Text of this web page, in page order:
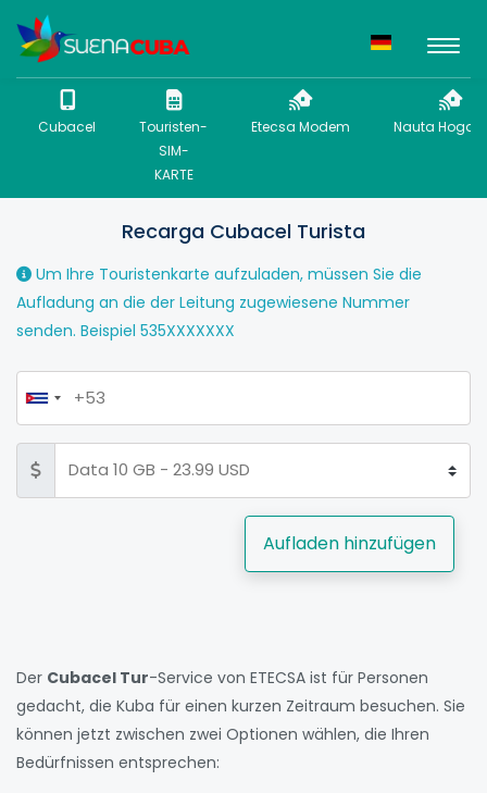
Cubacel
Touristen-
SIM-
KARTE
Etecsa Modem Nauta Hogar
Recarga Cubacel Turista
Um Ihre Touristenkarte aufzuladen, müssen Sie die
Aufladung an die der Leitung zugewiesene Nummer
senden. Beispiel 535XXXXXXX
Aufladen hinzufügen
Der Cubacel Tur-Service von ETECSA ist für Personen
gedacht, die Kuba für einen kurzen Zeitraum besuchen. Sie
können jetzt zwischen zwei Optionen wählen, die Ihren
Bedürfnissen entsprechen: